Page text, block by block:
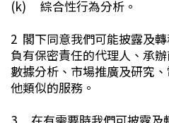
(k) 綜合性行為分析。
2 閣下同意我們可能披露及
負有保密責任的代理人、承
數據分析、市場推廣及研究
他類似的服務。